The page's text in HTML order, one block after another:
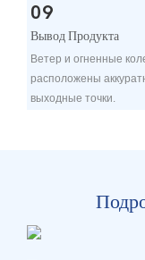
09
Вывод Продукта
Ветер и огненные
расположены
выходные точки.